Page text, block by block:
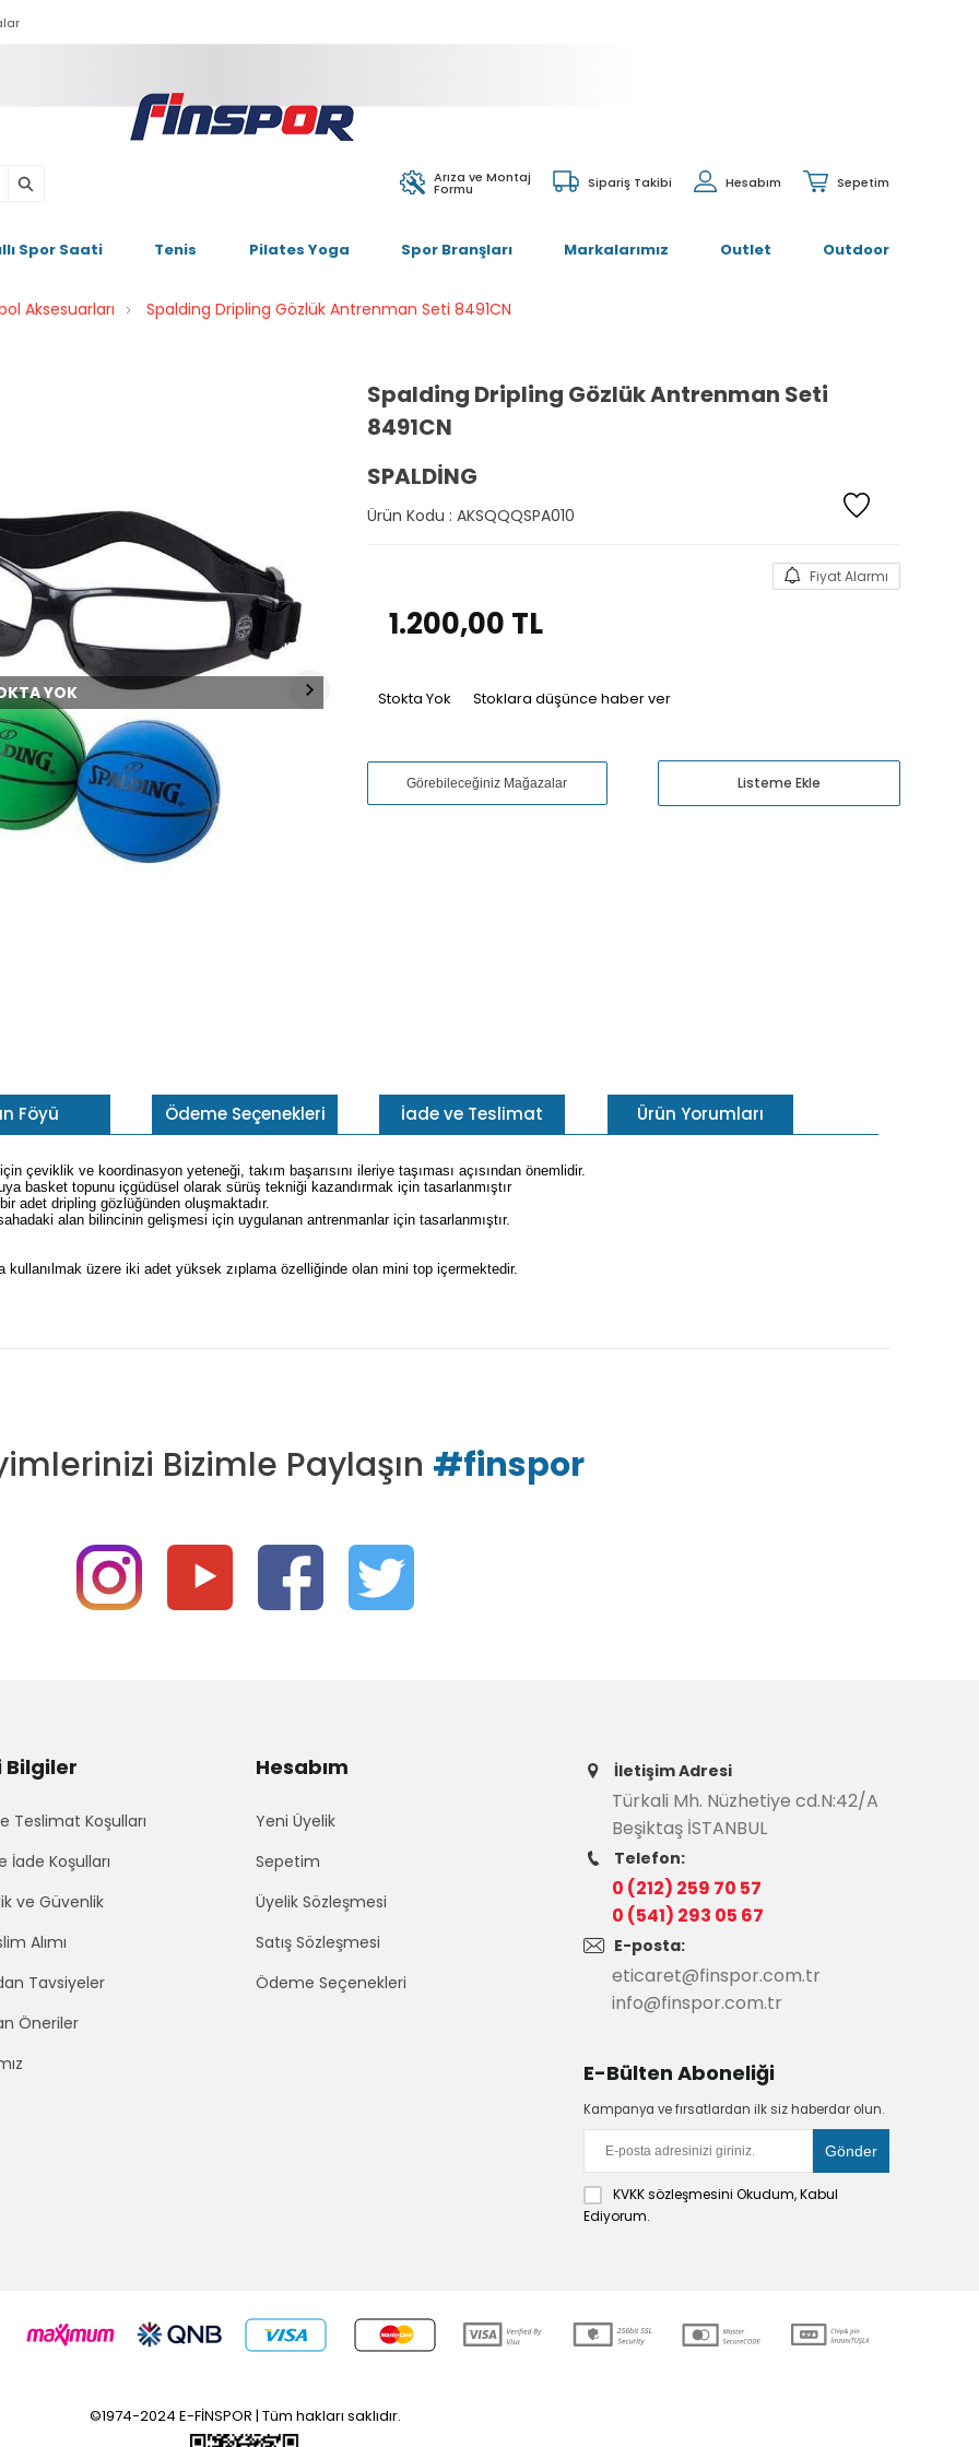
Sepetim
Hesabım
Sipariş Takibi
Arıza ve Montaj
Formu
Spor Saati Tenis Pilates Yoga Spor Branşları Markalarımız Outlet Outdoor
Aksesuarları Spalding Dripling Gözlük Antrenman Seti 8491CN
YOK
Spalding Dripling Gözlük Antrenman Seti
8491CN
SPALDING
Ürün Kodu : AKSQQQSPA010
Fiyat Alarmı
1.200,00 TL
Stokta Yok Stoklara düşünce haber ver
Görebileceğiniz Mağazalar Listeme Ekle
Föyü Ödeme Seçenekleri İade ve Teslimat Ürün Yorumları
çeviklik ve koordinasyon yeteneği, takım başarısını ileriye taşıması açısından önemlidir.
basket topunu içgüdüsel olarak sürüş tekniği kazandırmak için tasarlanmıştır
adet dripling gözlüğünden oluşmaktadır.
alan bilincinin gelişmesi için uygulanan antrenmanlar için tasarlanmıştır.
kullanılmak üzere iki adet yüksek zıplama özelliğinde olan mini top içermektedir.
Bizimle Paylaşın #finspor
Bilgiler
Teslimat Koşulları
İade Koşulları
ve Güvenlik
Alımı
Tavsiyeler
Öneriler
Hesabım
Yeni Üyelik
Sepetim
Üyelik Sözleşmesi
Satış Sözleşmesi
Ödeme Seçenekleri
İletişim Adresi
Türkali Mh. Nüzhetiye cd.N:42/A
Beşiktaş İSTANBUL
Telefon:
0 (212) 259 70 57
0 (541) 293 05 67
E-posta:
eticaret@finspor.com.tr
info@finspor.com.tr
E-Bülten Aboneliği
Kampanya ve fırsatlardan ilk siz haberdar olun.
KVKK sözleşmesini Okudum, Kabul
Ediyorum.
©1974-2024 E-FİNSPOR | Tüm hakları saklıdır.